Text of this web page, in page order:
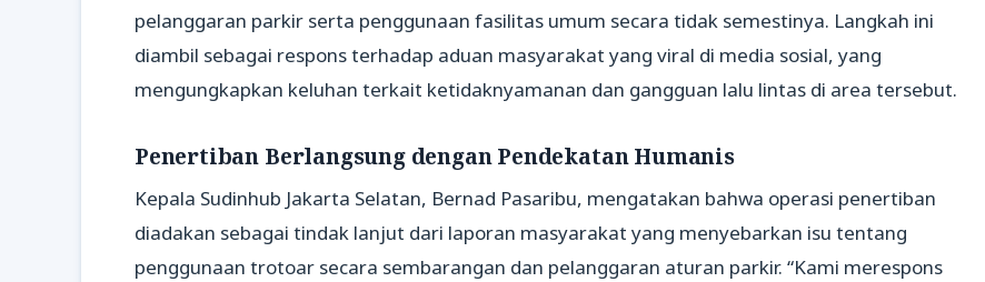
pelanggaran parkir serta penggunaan fasilitas umum secara tidak semestinya. Langkah ini
diambil sebagai respons terhadap aduan masyarakat yang viral di media sosial, yang
mengungkapkan keluhan terkait ketidaknyamanan dan gangguan lalu lintas di area tersebut.
Penertiban Berlangsung dengan Pendekatan Humanis
Kepala Sudinhub Jakarta Selatan, Bernad Pasaribu, mengatakan bahwa operasi penertiban
diadakan sebagai tindak lanjut dari laporan masyarakat yang menyebarkan isu tentang
penggunaan trotoar secara sembarangan dan pelanggaran aturan parkir. “Kami merespons